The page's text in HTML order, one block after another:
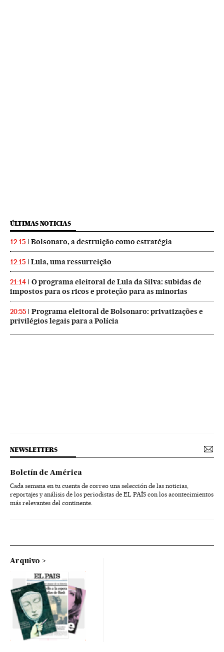
ÚLTIMAS NOTICIAS
12:15 Bolsonaro, a destruição como estratégia
12:15 Lula, uma ressurreição
21:14
O programa eleitoral de Lula da Silva: subidas de
impostos para os ricos e proteção para as minorias
20:55
Programa eleitoral de Bolsonaro: privatizações e
privilégios legais para a Polícia
NEWSLETTERS
Boletín de América
Cada semana en tu cuenta de correo una selección de las noticias,
reportajes y análisis de los periodistas de EL PAÍS con los acontecimientos
más relevantes del continente.
Arquivo